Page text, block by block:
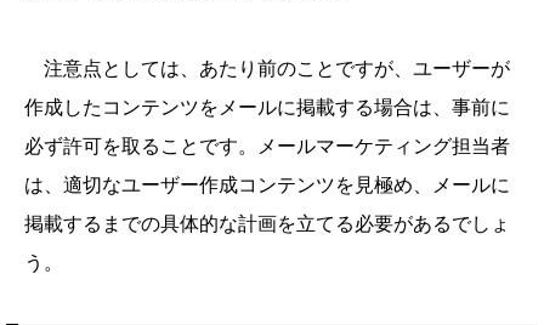
注意点としては、あたり前のことですが、ユーザーが
作成したコンテンツをメールに掲載する場合は、事前に
必ず許可を取ることです。メールマーケティング担当者
は、適切なユーザー作成コンテンツを見極め、メールに
掲載するまでの具体的な計画を立てる必要があるでしょ
う。